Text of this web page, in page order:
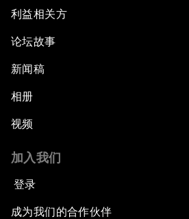
利益相关方
论坛故事
新闻稿
相册
视频
加入我们
登录
成为我们的合作伙伴